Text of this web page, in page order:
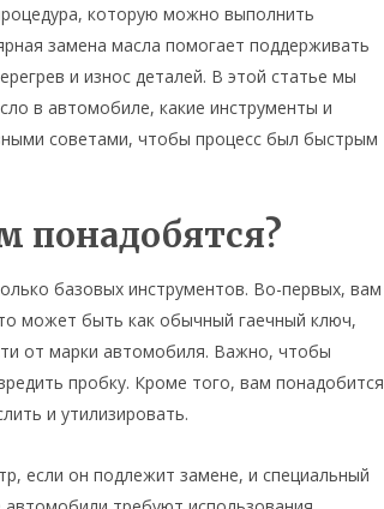
которую можно выполнить
замена масла помогает поддерживать
и износ деталей. В этой статье мы
в автомобиле, какие инструменты и
советами, чтобы процесс был быстрым
понадобятся?
базовых инструментов. Во-первых, вам
может быть как обычный гаечный ключ,
от марки автомобиля. Важно, чтобы
пробку. Кроме того, вам понадобится
и утилизировать.
если он подлежит замене, и специальный